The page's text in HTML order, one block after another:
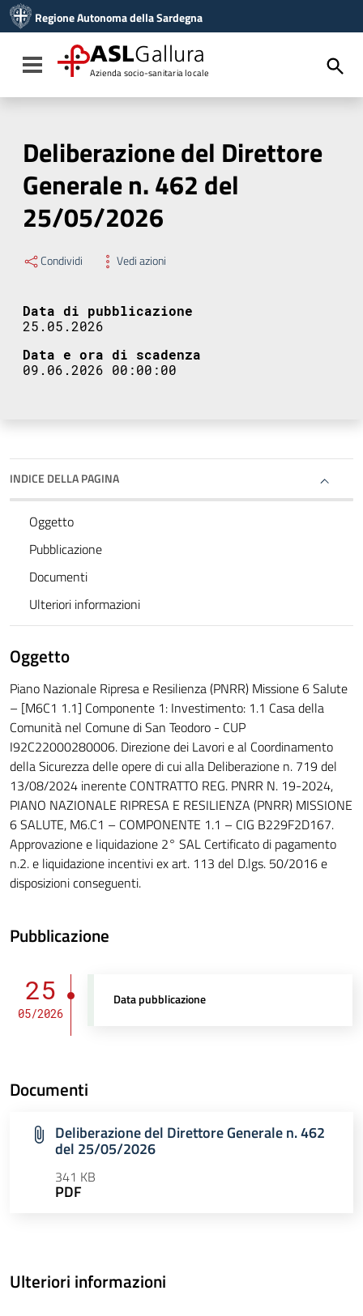
Vai al menu di navigazione
Vai al footer
Regione Autonoma della Sardegna
Toggle navigation
ASLGallura
Azienda socio-sanitaria locale
Deliberazione del Direttore
Generale n. 462 del
25/05/2026
Condividi Vedi azioni
Data di pubblicazione
25.05.2026
Data e ora di scadenza
09.06.2026 00:00:00
INDICE DELLA PAGINA
Oggetto
Pubblicazione
Documenti
Ulteriori informazioni
Oggetto
Piano Nazionale Ripresa e Resilienza (PNRR) Missione 6 Salute
– [M6C1 1.1] Componente 1: Investimento: 1.1 Casa della
Comunità nel Comune di San Teodoro - CUP
I92C22000280006. Direzione dei Lavori e al Coordinamento
della Sicurezza delle opere di cui alla Deliberazione n. 719 del
13/08/2024 inerente CONTRATTO REG. PNRR N. 19-2024,
PIANO NAZIONALE RIPRESA E RESILIENZA (PNRR) MISSIONE
6 SALUTE, M6.C1 – COMPONENTE 1.1 – CIG B229F2D167.
Approvazione e liquidazione 2° SAL Certificato di pagamento
n.2. e liquidazione incentivi ex art. 113 del D.lgs. 50/2016 e
disposizioni conseguenti.
Pubblicazione
25
05/2026
Data pubblicazione
Documenti
Deliberazione del Direttore Generale n. 462
del 25/05/2026
341 KB
PDF
Ulteriori informazioni